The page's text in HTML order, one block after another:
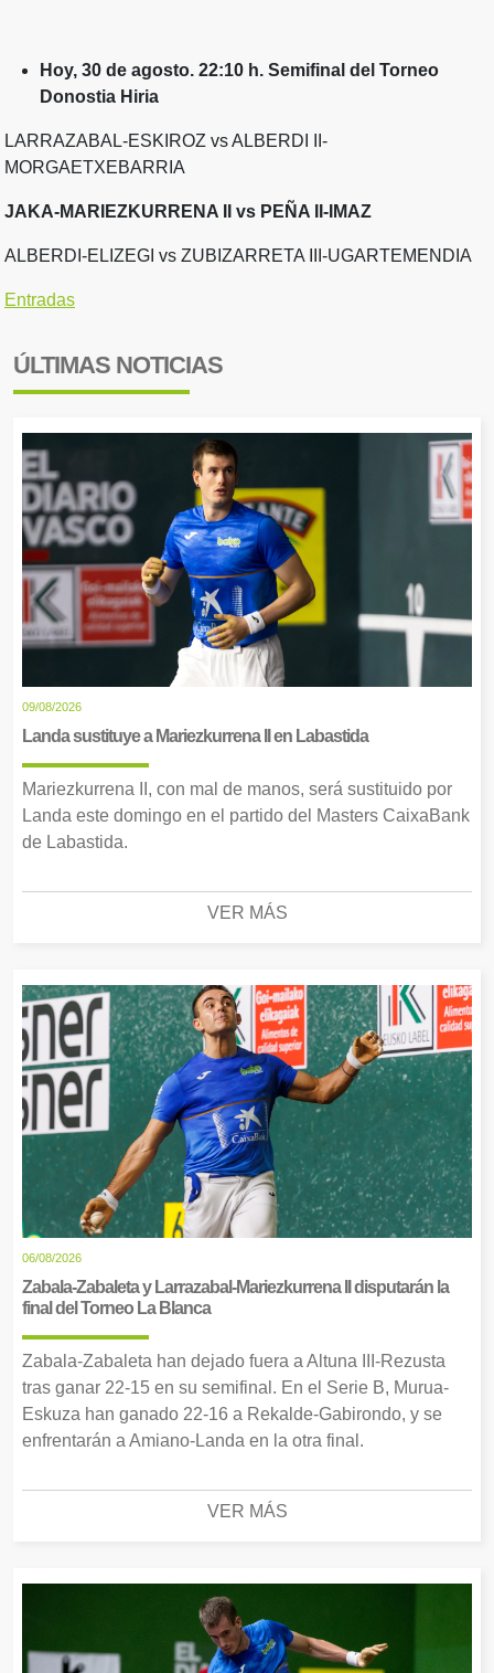
Hoy, 30 de agosto. 22:10 h. Semifinal del Torneo
Donostia Hiria
LARRAZABAL-ESKIROZ vs ALBERDI II-
MORGAETXEBARRIA
JAKA-MARIEZKURRENA II vs PEÑA II-IMAZ
ALBERDI-ELIZEGI vs ZUBIZARRETA III-UGARTEMENDIA
Entradas
ÚLTIMAS NOTICIAS
09/08/2026
Landa sustituye a Mariezkurrena II en Labastida
Mariezkurrena II, con mal de manos, será sustituido por
Landa este domingo en el partido del Masters CaixaBank
de Labastida.
VER MÁS
06/08/2026
Zabala-Zabaleta y Larrazabal-Mariezkurrena II disputarán la
final del Torneo La Blanca
Zabala-Zabaleta han dejado fuera a Altuna III-Rezusta
tras ganar 22-15 en su semifinal. En el Serie B, Murua-
Eskuza han ganado 22-16 a Rekalde-Gabirondo, y se
enfrentarán a Amiano-Landa en la otra final.
VER MÁS